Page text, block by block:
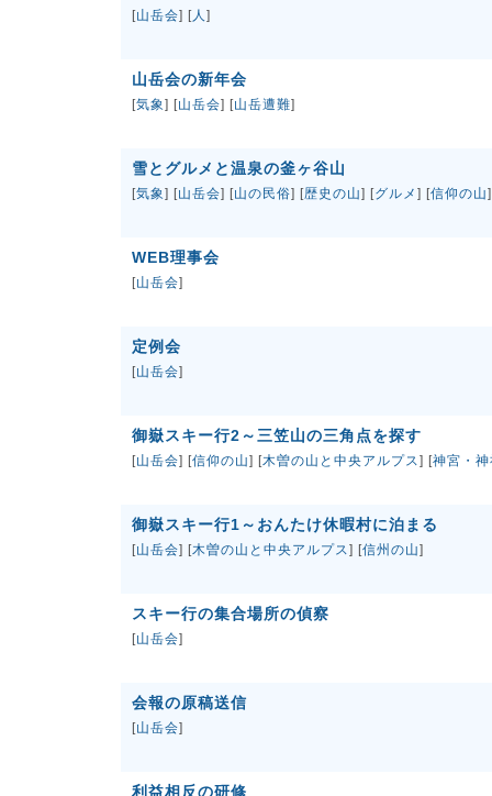
[山岳会] [人 ]
山岳会の新年会
[気象] [山岳会] [山岳遭難]
雪とグルメと温泉の釜ヶ谷山
[気象] [山岳会] [山の民俗] [歴史の山] [グルメ ] [信仰の山
WEB理事会
[山岳会]
定例会
[山岳会]
御嶽スキー行2～三笠山の三角点を探す
[山岳会] [信仰の山] [木曽の山と中央アルプス] [神宮・
御嶽スキー行1～おんたけ休暇村に泊まる
[山岳会] [木曽の山と中央アルプス] [信州の山]
スキー行の集合場所の偵察
[山岳会]
会報の原稿送信
[山岳会]
利益相反の研修